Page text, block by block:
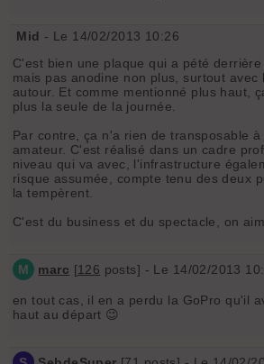
Mid - Le 14/02/2013 10:26
C'est bien une plaque qui a pété derrière
mais pas anodine non plus, surtout avec
autour. Et comme mentionné plus haut,
plus la seule de la journée.
Par contre, ça n'a rien de transposable à
amateur. C'est réalisé dans un cadre
niveau qui va avec, l'infrastructure
risque assumée, compte tenu des deux
la tempèrent.
C'est du business et du spectacle, on
M marc [126 posts] - Le 14/02/2013
en tout cas, il en a perdu la GoPro qu'il
haut au départ 😉